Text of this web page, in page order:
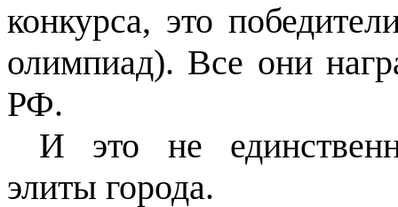
конкурса, это
олимпиад). Все они
РФ.
И это не
элиты города.